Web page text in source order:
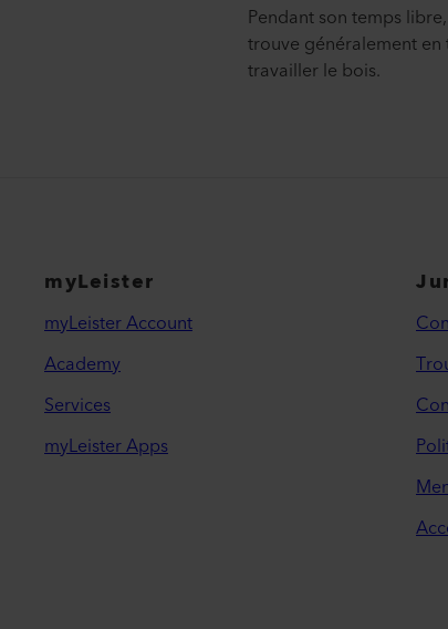
Pendant son temps
trouve généralement
travailler le bois.
myLeister
myLeister Account
Academy
Services
myLeister Apps